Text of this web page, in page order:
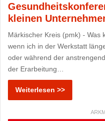
kleinen
Märkischer Kreis (pmk) - Was
wenn ich in der Werkstatt
oder während der
der Erarbeitung…
Weiterlesen >>